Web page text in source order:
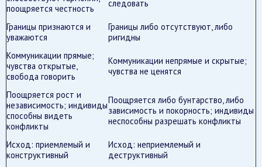
поощряется честность
следовать
Границы признаются и
уважаются
Границы либо отсутствуют, либо
ригидны
Коммуникации прямые;
чувства открытые,
свобода говорить
Коммуникации непрямые и скрытые;
чувства не ценятся
Поощряется рост и
независимость; индивиды
способны видеть
конфликты
Поощряется либо бунтарство, либо
зависимость и покорность; индивиды
неспособны разрешать конфликты
Исход: приемлемый и
конструктивный
Исход: неприемлемый и
деструктивный